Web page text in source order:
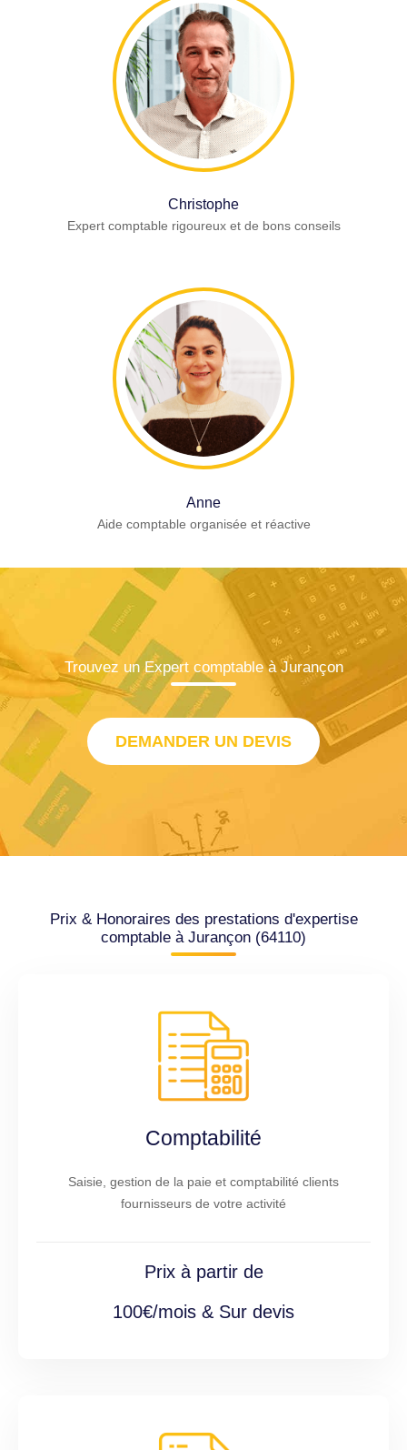
Christophe
Expert comptable rigoureux et de bons conseils
Anne
Aide comptable organisée et réactive
Trouvez un Expert comptable à Jurançon
DEMANDER UN DEVIS
Prix & Honoraires des prestations d'expertise
comptable à Jurançon (64110)
Comptabilité
Saisie, gestion de la paie et comptabilité clients
fournisseurs de votre activité
Prix à partir de
100€/mois & Sur devis